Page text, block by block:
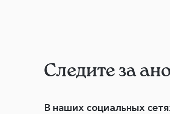
Следите за
В наших социальных